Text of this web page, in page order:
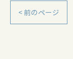
< 前のページ